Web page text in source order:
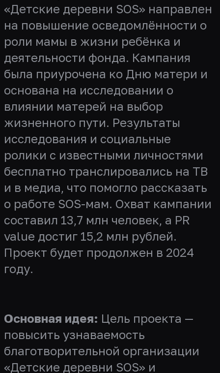
«Детские деревни SOS» направлен
на повышение осведомлённости о
роли мамы в жизни ребёнка и
деятельности фонда. Кампания
была приурочена ко Дню матери и
основана на исследовании о
влиянии матерей на выбор
жизненного пути. Результаты
исследования и социальные
ролики с известными личностями
бесплатно транслировались на ТВ
и в медиа, что помогло рассказать
о работе SOS-мам. Охват кампании
составил 13,7 млн человек, а PR
value достиг 15,2 млн рублей.
Проект будет продолжен в 2024
году.
Основная идея: Цель проекта —
повысить узнаваемость
благотворительной организации
«Детские деревни SOS» и